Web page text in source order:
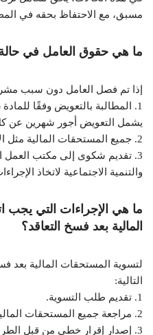
مسبق، مع الاحتفاظ بحقه في
ما هي حقوق العامل في
إذا تم فصل العامل دون سبب
يشمل التعويض أجور شهرين عن كل
2. جميع المستحقات المالية مثل الأجور المستحقة والإجازات.
3. تقديم شكوى إلى مكتب العمل
والتنمية الاجتماعية لاتخاذ
ما هي الإجراءات التي يجب
المالية بعد فسخ التعاقد؟
لتسوية المستحقات المالية بعد
التالية:
1. تقديم طلب التسوية.
2. مراجعة جميع المستحقات المالية بما في ذلك الأجور والإجازات.
3. إصدار إقرار خطي من قبل